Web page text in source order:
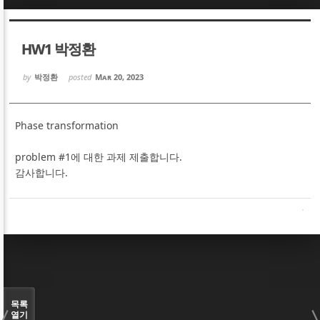
HW1 박정환
by 박정환 posted Mar 20, 2023
Phase transformation
problem #1에 대한 과제 제출합니다.
감사합니다.
목록
열기
Sketchbook5, 스케치북5
Sketchbook5, 스케치북5
Sketchbook5, 스케치북5
Sketchbook5, 스케치북5